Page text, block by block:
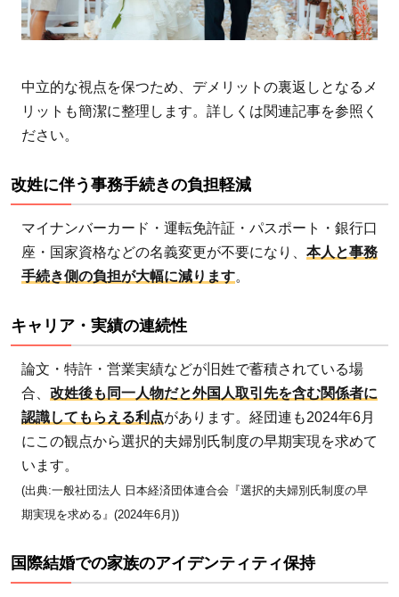
動向
——
だけ
が取
り残
てい
か?
5.1
欧
アジ
は別
姓が
法的
に認
れて
いる
国連
中立的な視点を保つため、デメリットの裏返しとなるメ
リットも簡潔に整理します。詳しくは関連記事を参照く
ださい。
改姓に伴う事務手続きの負担軽減
マイナンバーカード・運転免許証・パスポート・銀行口
座・国家資格などの名義変更が不要になり、 本人と事務
手続き側の負担が大幅に減ります。
キャリア・実績の連続性
論文・特許・営業実績などが旧姓で蓄積されている場
合、 改姓後も同一人物だと外国人取引先を含む関係者に
認識してもらえる利点があります。経団連も2024年6月
にこの観点から選択的夫婦別氏制度の早期実現を求めて
います。
(出典:一般社団法人 日本経済団体連合会『選択的夫婦別氏制度の早
期実現を求める』(2024年6月))
国際結婚での家族のアイデンティティ保持